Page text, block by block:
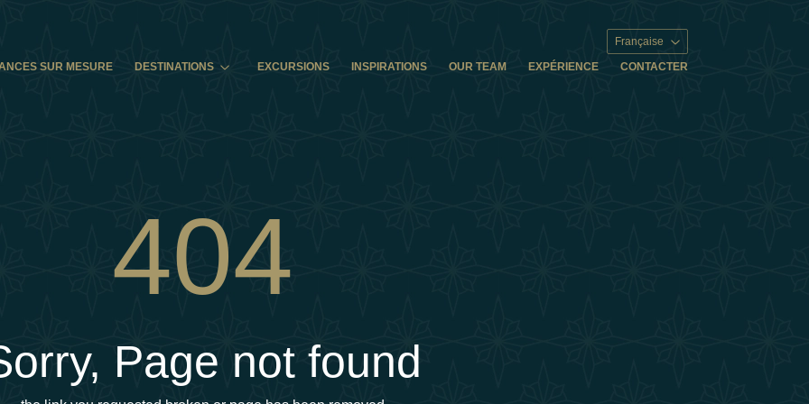
Française
SUR MESURE
DESTINATIONS EXCURSIONS INSPIRATIONS OUR TEAM EXPÉRIENCE CONTACTER
404
Page not found